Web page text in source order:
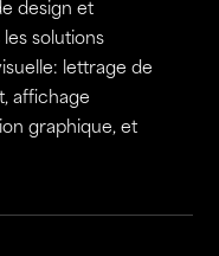
design et
les solutions
lettrage de
affichage
graphique, et